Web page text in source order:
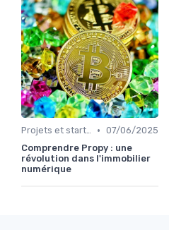
Projets et start-ups basés sur les cryptos • 07/06/2025
Comprendre Propy : une
révolution dans l'immobilier
numérique